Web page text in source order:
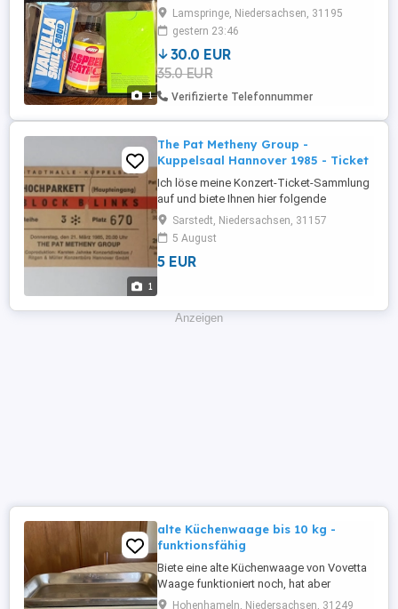
1
Mundwasser Himbeere Raptor so wie ein
EU de Parfüm Zitrus. Den Beutel gibt es so
nicht mehr zu kaufen und für echte Fans
ein muss. Versand nur versichert
mindestens 6.19 Euro dhl oder Abholung
im Raum Seesen. 50 Euro sofort ...
Lamspringe, Niedersachsen, 31195
gestern 23:46
30.0 EUR
35.0 EUR
Verifizierte Telefonnummer
1
The Pat Metheny Group -
Kuppelsaal Hannover 1985 - Ticket
Ich löse meine Konzert-Ticket-Sammlung
auf und biete Ihnen hier folgende
Eintrittskarte: The Pat Metheny Group -
Konzertticket - Hannover Kuppelsaal -
1985 Den Zustand der Karte entnehmen
sie bitte dem Foto. Die Karte hing mal an
+++++++++++++++ * ...
Sarstedt, Niedersachsen, 31157
5 August
5 EUR
Anzeigen
alte Küchenwaage bis 10 kg -
funktionsfähig
Biete eine alte Küchenwaage von Vovetta
Waage funktioniert noch, hat aber
altersgemäße deutliche Gebrauchsspuren
Hohenhameln, Niedersachsen, 31249